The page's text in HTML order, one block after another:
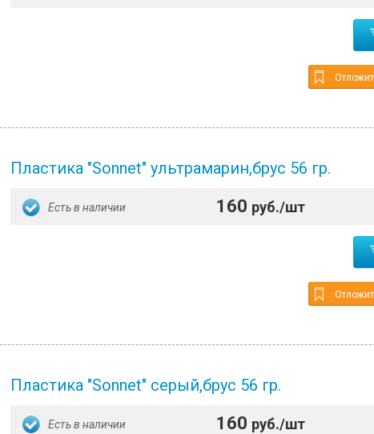
Пластика "Sonnet" ультрамарин,брус 56 гр.
Есть в наличии 160 руб./шт
Пластика "Sonnet" серый,брус 56 гр.
Есть в наличии 160 руб./шт